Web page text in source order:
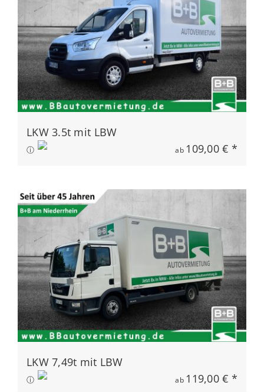
LKW 3.5t mit LBW
ⓘ ab 109,00 € *
LKW 7,49t mit LBW
ⓘ ab 119,00 € *